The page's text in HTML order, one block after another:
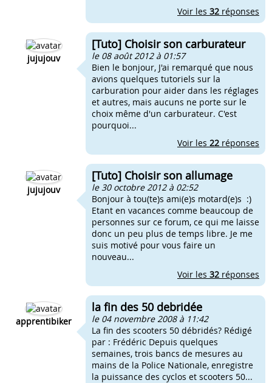
Voir les 32 réponses
jujujouv
[Tuto] Choisir son carburateur
le 08 août 2012 à 01:57
Bien le bonjour, J'ai remarqué que nous
avions quelques tutoriels sur la
carburation pour aider dans les réglages
et autres, mais aucuns ne porte sur le
choix même d'un carburateur. C'est
pourquoi...
Voir les 22 réponses
jujujouv
[Tuto] Choisir son allumage
le 30 octobre 2012 à 02:52
Bonjour à tou(te)s ami(e)s motard(e)s :)
Etant en vacances comme beaucoup de
personnes sur ce forum, ce qui me laisse
donc un peu plus de temps libre. Je me
suis motivé pour vous faire un
nouveau...
Voir les 32 réponses
apprentibiker
la fin des 50 debridée
le 04 novembre 2008 à 11:42
La fin des scooters 50 débridés? Rédigé
par : Frédéric Depuis quelques
semaines, trois bancs de mesures au
mains de la Police Nationale, enregistre
la puissance des cyclos et scooters 50...